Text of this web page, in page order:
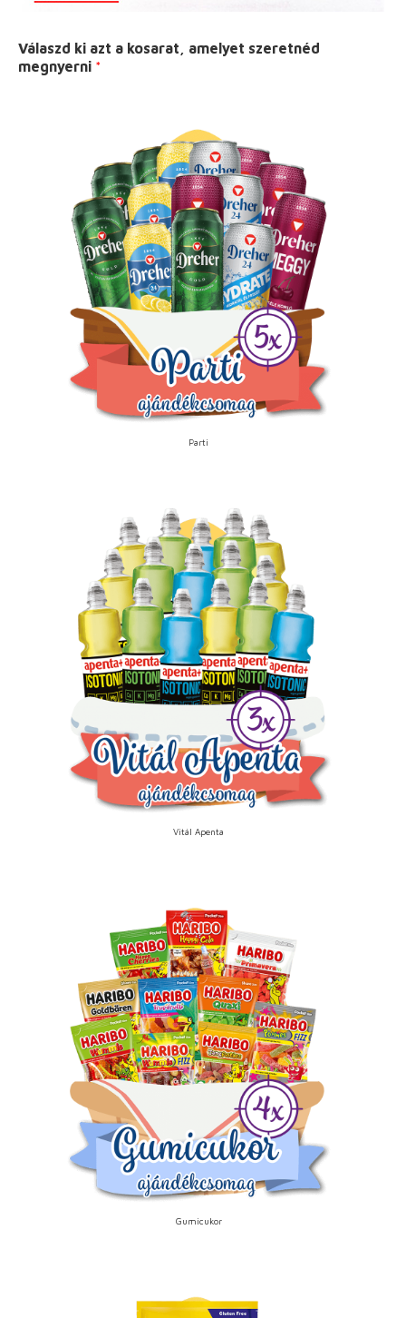
Válaszd ki azt a kosarat, amelyet szeretnéd
megnyerni *
Parti
Vitál Apenta
Gumicukor